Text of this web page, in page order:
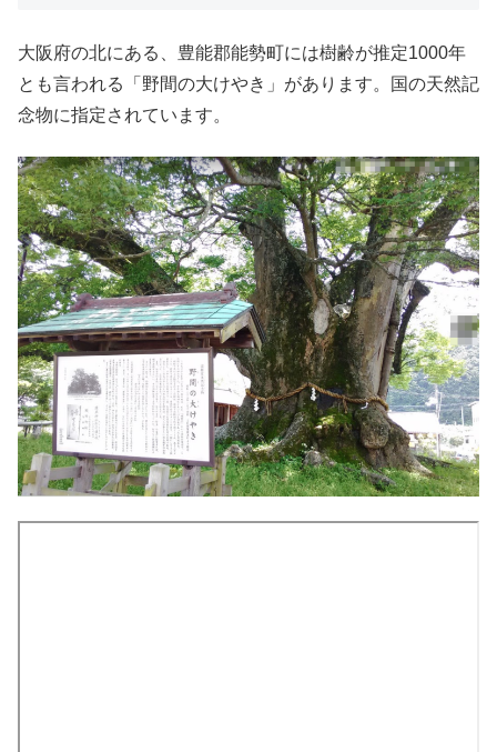
大阪府の北にある、豊能郡能勢町には樹齢が推定1000年
とも言われる「野間の大けやき」があります。国の天然記
念物に指定されています。